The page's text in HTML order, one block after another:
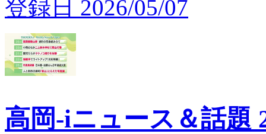
登録日 2026/05/07
高岡-iニュース＆話題